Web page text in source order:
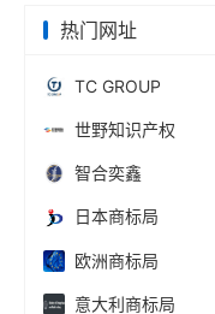
热门网址
TC GROUP
世野知识产权
智合奕鑫
日本商标局
欧洲商标局
意大利商标局